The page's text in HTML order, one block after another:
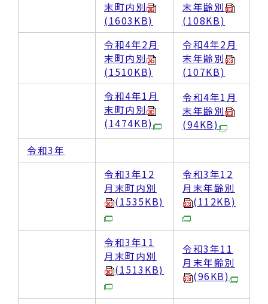
末町内別
(1603KB)
末年齢別
(108KB)
令和4年2月
末町内別
(1510KB)
令和4年2月
末年齢別
(107KB)
令和4年1月
末町内別
(1474KB)
令和4年1月
末年齢別
(94KB)
令和3年
令和3年12
月末町内別
(1535KB)
令和3年12
月末年齢別
(112KB)
令和3年11
月末町内別
(1513KB)
令和3年11
月末年齢別
(96KB)